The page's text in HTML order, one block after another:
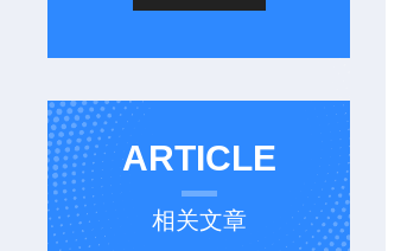
ARTICLE
相关文章